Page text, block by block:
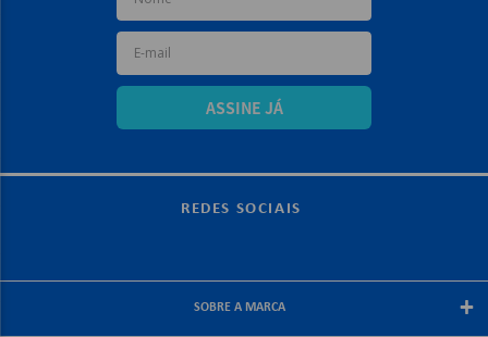
ASSINE JÁ
REDES SOCIAIS
SOBRE A MARCA +